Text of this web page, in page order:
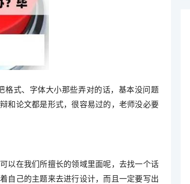
式、字体大小那些弄对的话，基本没问题
和论文都是形式，很容易过的，老师没必要
以在我们所擅长的领域里面呢，去找一个话
自己的主题来去进行设计，而且一定要写出